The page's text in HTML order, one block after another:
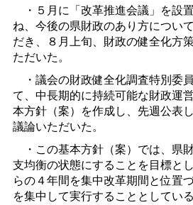
・５月に「改革推進会議」を設
ね、今後の県財政のあり方につい
だき、８月上旬、財政の健全化方
ただいた。
・議会の財政健全化調査特別委
て、中長期的に持続可能な財政運
本方針（案）を作成し、先週公表
議論いただいた。
・この基本方針（案）では、県
支均衡の状態にすることを目標と
らの４年間を集中改革期間と位置
を集中して実行することとしている